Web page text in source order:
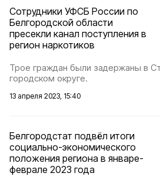
Сотрудники УФСБ России по
Белгородской области
пресекли канал поступления в
регион наркотиков
Трое граждан были задержаны в
городском округе.
13 апреля 2023, 15:40
Белгородстат подвёл итоги
социально-экономического
положения региона в январе-
феврале 2023 года